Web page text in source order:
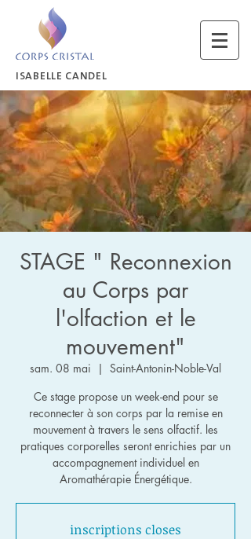
ISABELLE CANDEL
STAGE " Reconnexion
au Corps par
l'olfaction et le
mouvement"
sam. 08 mai
  |
Saint-Antonin-Noble-Val
Ce stage propose un week-end pour se
reconnecter à son corps par la remise en
mouvement à travers le sens olfactif. les
pratiques corporelles seront enrichies par un
accompagnement individuel en
Aromathérapie Énergétique.
inscriptions closes